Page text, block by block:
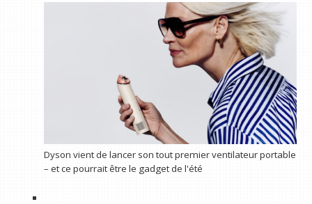
Dyson vient de lancer son tout premier ventilateur portable
– et ce pourrait être le gadget de l'été